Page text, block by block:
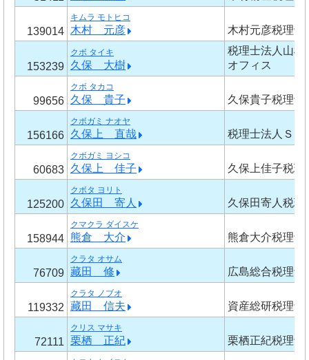
139014
キムラ モトヒコ
木村 元彦 木村元彦税理士
153239
クボ タイキ
久保 大樹
税理士法人山
オフィス
99656
クボ タカコ
久保 貴子 久保貴子税理士
156166
クボガミ ナオヤ
久保上 直哉 税理士法人ＳＩ
60683
クボガミ ヨシコ
久保上 佳子 久保上佳子税理
125200
クボタ ヨリト
久保田 寄人 久保田寄人税理
158944
クマクラ ダイスケ
熊倉 大介 熊倉大介税理士
76709
クラタ オサム
藏田 修 広島総合税理士
119332
クラタ ノブオ
藏田 信夫 資産総研税理士
72111
クリス マサキ
栗栖 正紀 栗栖正紀税理士